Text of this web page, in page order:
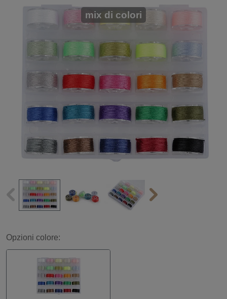
mix di colori
Opzioni colore: